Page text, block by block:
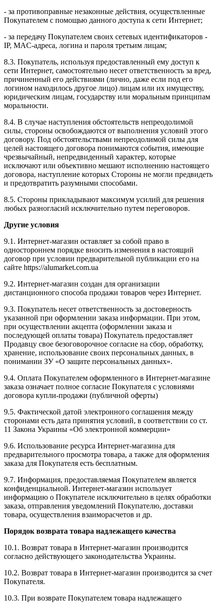
- за противоправные незаконные действия, осуществленные
Покупателем с помощью данного доступа к сети Интернет;
- за передачу Покупателем своих сетевых идентификаторов -
IP, MAC-адреса, логина и пароля третьим лицам;
8.3. Покупатель, используя предоставленный ему доступ к
сети Интернет, самостоятельно несет ответственность за вред,
причиненный его действиями (лично, даже если под его
логином находилось другое лицо) лицам или их имуществу,
юридическим лицам, государству или моральным принципам
моральности.
8.4. В случае наступления обстоятельств непреодолимой
силы, стороны освобождаются от выполнения условий этого
договору. Под обстоятельствами непреодолимой силы для
целей настоящего договора понимаются события, имеющие
чрезвычайный, непредвиденный характер, которые
исключают или объективно мешают исполнению настоящего
договора, наступление которых Стороны не могли предвидеть
и предотвратить разумными способами.
8.5. Стороны прикладывают максимум усилий для решения
любых разногласий исключительно путем переговоров.
Другие условия
9.1. Интернет-магазин оставляет за собой право в
одностороннем порядке вносить изменения в настоящий
договор при условии предварительной публикации его на
сайте https://alumarket.com.ua
9.2. Интернет-магазин создан для организации
дистанционного способа продажи товаров через Интернет.
9.3. Покупатель несет ответственность за достоверность
указанной при оформлении заказа информации. При этом,
при осуществлении акцепта (оформлении заказа и
последующей оплаты товара) Покупатель предоставляет
Продавцу свое безоговорочное согласие на сбор, обработку,
хранение, использование своих персональных данных, в
понимании ЗУ «О защите персональных данных».
9.4. Оплата Покупателем оформленного в Интернет-магазине
заказа означает полное согласие Покупателя с условиями
договора купли-продажи (публичной оферты)
9.5. Фактической датой электронного соглашения между
сторонами есть дата принятия условий, в соответствии со ст.
11 Закона Украины «Об электронной коммерции»
9.6. Использование ресурса Интернет-магазина для
предварительного просмотра товара, а также для оформления
заказа для Покупателя есть бесплатным.
9.7. Информация, предоставляемая Покупателем является
конфиденциальной. Интернет-магазин использует
информацию о Покупателе исключительно в целях обработки
заказа, отправления уведомлений Покупателю, доставки
товара, осуществления взаиморасчетов и др.
Порядок возврата товара надлежащего качества
10.1. Возврат товара в Интернет-магазин производится
согласно действующего законодательства Украины.
10.2. Возврат товара в Интернет-магазин производится за счет
Покупателя.
10.3. При возврате Покупателем товара надлежащего